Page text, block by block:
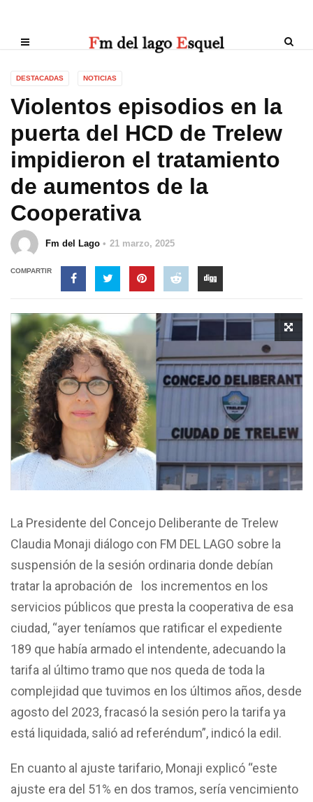
DESTACADAS NOTICIAS
Violentos episodios en la
puerta del HCD de Trelew
impidieron el tratamiento
de aumentos de la
Cooperativa
Fm del Lago 21 marzo, 2025
COMPARTIR
La Presidente del Concejo Deliberante de Trelew
Claudia Monaji diálogo con FM DEL LAGO sobre la
suspensión de la sesión ordinaria donde debían
tratar la aprobación de los incrementos en los
servicios públicos que presta la cooperativa de esa
ciudad, “ayer teníamos que ratificar el expediente
189 que había armado el intendente, adecuando la
tarifa al último tramo que nos queda de toda la
complejidad que tuvimos en los últimos años, desde
agosto del 2023, fracasó la sesión pero la tarifa ya
está liquidada, salió ad referéndum”, indicó la edil.
En cuanto al ajuste tarifario, Monaji explicó “este
ajuste era del 51% en dos tramos, sería vencimiento